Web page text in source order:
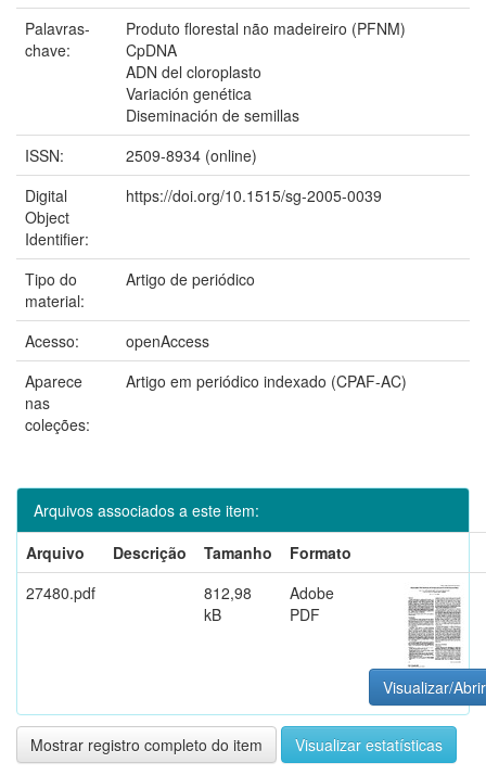
Palavras-
chave:
Produto florestal não madeireiro (PFNM)
CpDNA
ADN del cloroplasto
Variación genética
Diseminación de semillas
ISSN:
2509-8934 (online)
Digital
Object
Identifier:
https://doi.org/10.1515/sg-2005-0039
Tipo do
material:
Artigo de periódico
Acesso:
openAccess
Aparece
nas
coleções:
Artigo em periódico indexado (CPAF-AC)
Arquivos associados a este item:
Arquivo
Descrição Tamanho
Formato
27480.pdf
812,98
kB
Adobe
PDF
Visualizar/Abrir
Mostrar registro completo do item Visualizar estatísticas